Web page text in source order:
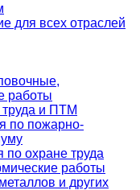
для всех отраслей
работы
труда и ПТМ
по пожарно-
по охране труда
работы
и других